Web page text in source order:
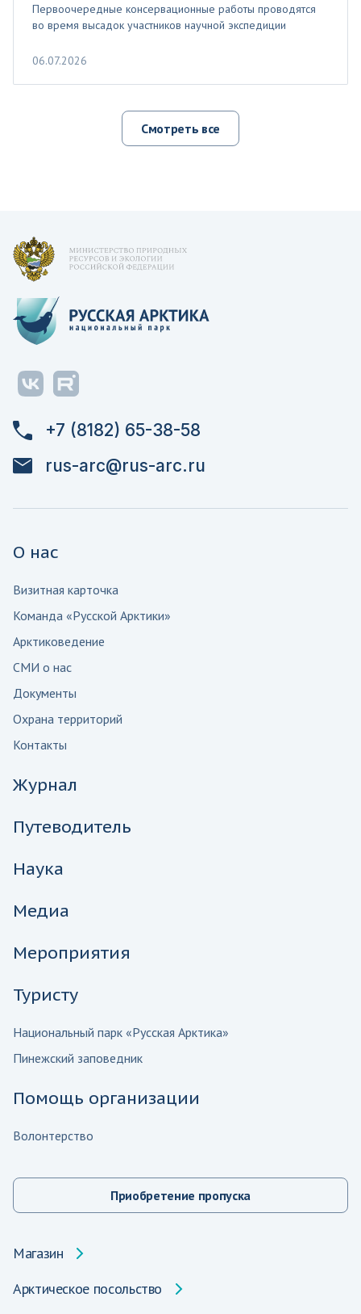
Первоочередные консервационные работы проводятся
во время высадок участников научной экспедиции
06.07.2026
Смотреть все
+7 (8182) 65-38-58
rus-arc@rus-arc.ru
О нас
Визитная карточка
Команда «Русской Арктики»
Арктиковедение
СМИ о нас
Документы
Охрана территорий
Контакты
Журнал
Путеводитель
Наука
Медиа
Мероприятия
Туристу
Национальный парк «Русская Арктика»
Пинежский заповедник
Помощь организации
Волонтерство
Приобретение пропуска
Магазин
Арктическое посольство